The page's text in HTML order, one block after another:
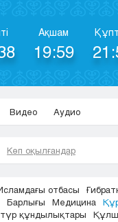
Ақшам
19:59
Видео Аудио
Көп оқылғандар
отбасы
Барлығы Медицина
құндылықтары